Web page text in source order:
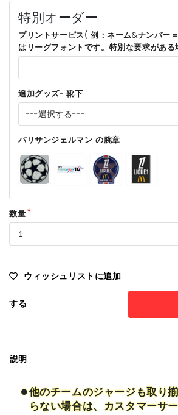
特別オーダー
プリントサーピス( 例：ネーム&ナンバー
はリーグフォントです。特別な要求があ
追加グッズ- 靴下
パリサンジェルマン の腕章
数量
ウィッシュリストに追加
する
説明
•他のチームのジャージも取り
らない場合は、カスタマーサ